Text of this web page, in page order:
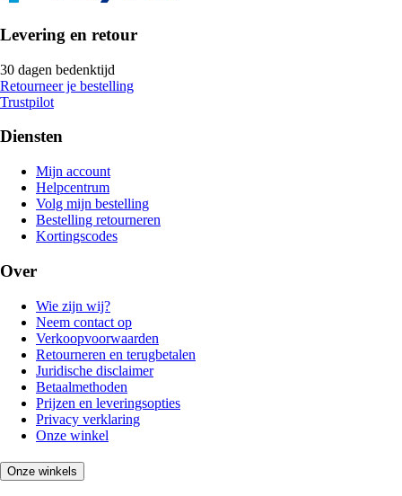
Levering en retour
30 dagen bedenktijd
Retourneer je bestelling
Trustpilot
Diensten
Mijn account
Helpcentrum
Volg mijn bestelling
Bestelling retourneren
Kortingscodes
Over
Wie zijn wij?
Neem contact op
Verkoopvoorwaarden
Retourneren en terugbetalen
Juridische disclaimer
Betaalmethoden
Prijzen en leveringsopties
Privacy verklaring
Onze winkel
Onze winkels